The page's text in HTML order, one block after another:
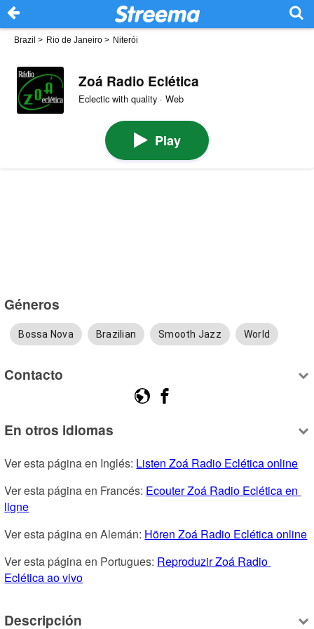
Brazil > Rio de Janeiro > Niterói
Zoá Radio Eclética
Eclectic with quality · Web
Play
Géneros
Bossa Nova Brazilian Smooth Jazz World
Contacto
En otros idiomas
Ver esta página en Inglés: Listen Zoá Radio Eclética online
Ver esta página en Francés: Ecouter Zoá Radio Eclética en
ligne
Ver esta página en Alemán: Hören Zoá Radio Eclética online
Ver esta página en Portugues: Reproduzir Zoá Radio
Eclética ao vivo
Descripción